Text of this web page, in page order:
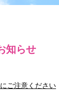
知らせ
ご注意ください